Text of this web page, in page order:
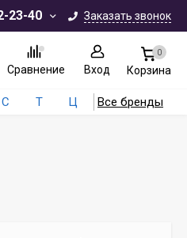
23-40 Заказать звонок
Сравнение Вход
0
Корзина
С Т Ц Все бренды